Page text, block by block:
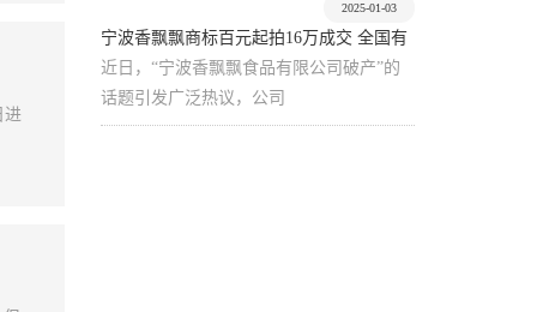
进
2025-01-03
宁波香飘飘商标百元起拍16万成交 全国有
近日，“宁波香飘飘食品有限公司破产”的
话题引发广泛热议，公司